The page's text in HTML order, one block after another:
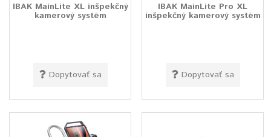
IBAK MainLite XL inšpekčný
kamerový systém
Dopytovať sa
IBAK MainLite Pro XL
inšpekčný kamerový systém
Dopytovať sa